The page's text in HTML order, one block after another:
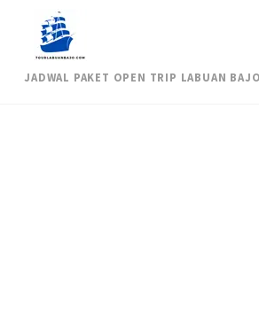
JADWAL PAKET OPEN TRIP LABUAN